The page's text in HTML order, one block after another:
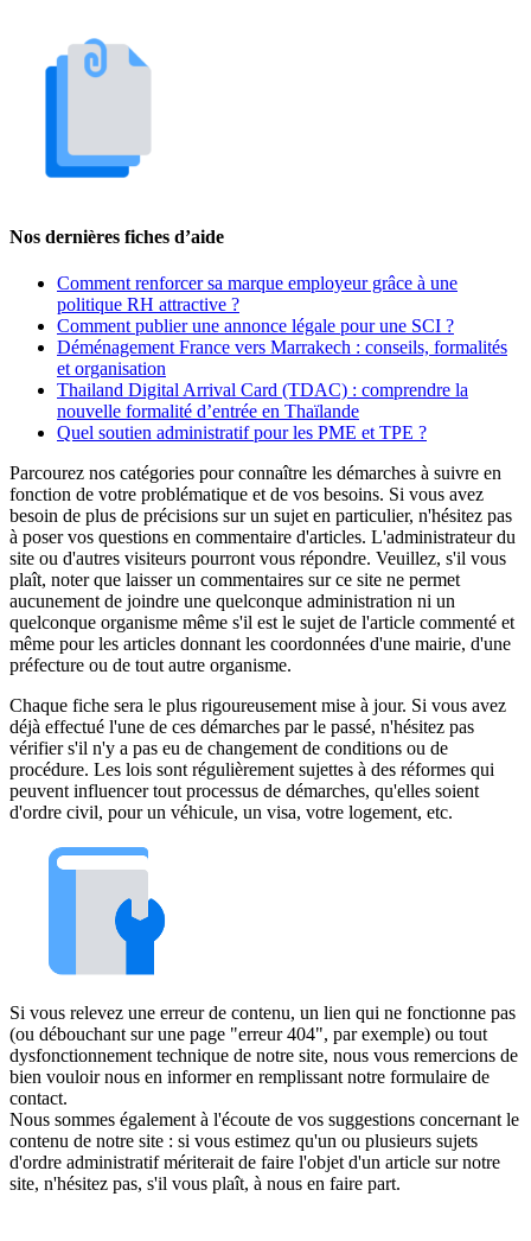
Nos dernières fiches d’aide
Comment renforcer sa marque employeur grâce à une
politique RH attractive ?
Comment publier une annonce légale pour une SCI ?
Déménagement France vers Marrakech : conseils, formalités
et organisation
Thailand Digital Arrival Card (TDAC) : comprendre la
nouvelle formalité d’entrée en Thaïlande
Quel soutien administratif pour les PME et TPE ?
Parcourez nos catégories pour connaître les démarches à suivre en
fonction de votre problématique et de vos besoins. Si vous avez
besoin de plus de précisions sur un sujet en particulier, n'hésitez pas
à poser vos questions en commentaire d'articles. L'administrateur du
site ou d'autres visiteurs pourront vous répondre. Veuillez, s'il vous
plaît, noter que laisser un commentaires sur ce site ne permet
aucunement de joindre une quelconque administration ni un
quelconque organisme même s'il est le sujet de l'article commenté et
même pour les articles donnant les coordonnées d'une mairie, d'une
préfecture ou de tout autre organisme.
Chaque fiche sera le plus rigoureusement mise à jour. Si vous avez
déjà effectué l'une de ces démarches par le passé, n'hésitez pas
vérifier s'il n'y a pas eu de changement de conditions ou de
procédure. Les lois sont régulièrement sujettes à des réformes qui
peuvent influencer tout processus de démarches, qu'elles soient
d'ordre civil, pour un véhicule, un visa, votre logement, etc.
Si vous relevez une erreur de contenu, un lien qui ne fonctionne pas
(ou débouchant sur une page "erreur 404", par exemple) ou tout
dysfonctionnement technique de notre site, nous vous remercions de
bien vouloir nous en informer en remplissant notre formulaire de
contact.
Nous sommes également à l'écoute de vos suggestions concernant le
contenu de notre site : si vous estimez qu'un ou plusieurs sujets
d'ordre administratif mériterait de faire l'objet d'un article sur notre
site, n'hésitez pas, s'il vous plaît, à nous en faire part.